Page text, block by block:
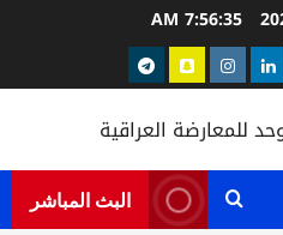
7:56:35 AM
Linkedin
instagram
snapchat
Telegram
البث المباشر